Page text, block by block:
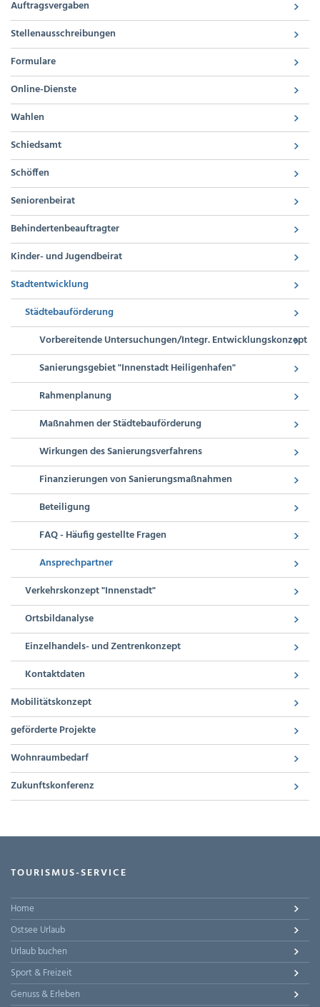
Auftragsvergaben
Stellenausschreibungen
Formulare
Online-Dienste
Wahlen
Schiedsamt
Schöffen
Seniorenbeirat
Behindertenbeauftragter
Kinder- und Jugendbeirat
Stadtentwicklung
Städtebauförderung
Vorbereitende Untersuchungen/Integr. Entwicklungskonzept
Sanierungsgebiet "Innenstadt Heiligenhafen"
Rahmenplanung
Maßnahmen der Städtebauförderung
Wirkungen des Sanierungsverfahrens
Finanzierungen von Sanierungsmaßnahmen
Beteiligung
FAQ - Häufig gestellte Fragen
Ansprechpartner
Verkehrskonzept "Innenstadt"
Ortsbildanalyse
Einzelhandels- und Zentrenkonzept
Kontaktdaten
Mobilitätskonzept
geförderte Projekte
Wohnraumbedarf
Zukunftskonferenz
TOURISMUS-SERVICE
Home
Ostsee Urlaub
Urlaub buchen
Sport & Freizeit
Genuss & Erleben